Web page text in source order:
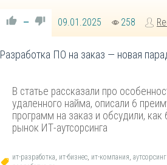
— 09.01.2025 258
Разработка ПО на заказ — новая
В статье рассказали про
удаленного найма, описали 6
программ на заказ и обсудили, как
рынок ИТ-аутсорсинга
ит-разработка, ит-бизнес, ит-компания,